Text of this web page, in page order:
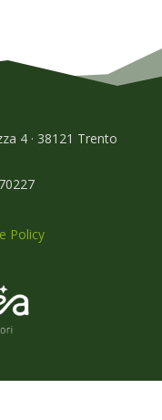
4 · 38121 Trento
Policy